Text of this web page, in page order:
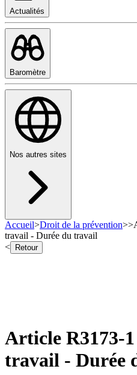
Actualités
Baromètre
Nos autres sites
Accueil>Droit de la prévention>>
travail - Durée du travail
<
Retour
Article R3173-
travail - Durée